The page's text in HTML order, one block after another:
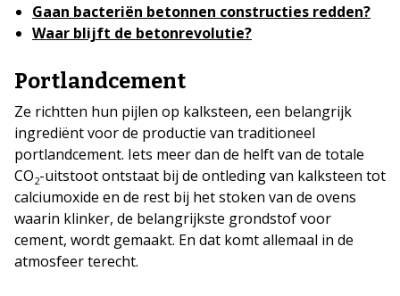
Gaan bacteriën betonnen constructies redden?
Waar blijft de betonrevolutie?
Portlandcement
Ze richtten hun pijlen op kalksteen, een belangrijk
ingrediënt voor de productie van traditioneel
portlandcement. Iets meer dan de helft van de totale
CO2-uitstoot ontstaat bij de ontleding van kalksteen tot
calciumoxide en de rest bij het stoken van de ovens
waarin klinker, de belangrijkste grondstof voor
cement, wordt gemaakt. En dat komt allemaal in de
atmosfeer terecht.